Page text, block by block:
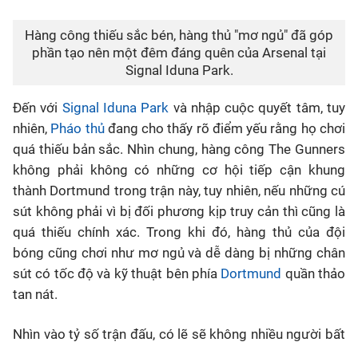
VIDEO
Bên lề
Hàng công thiếu sắc bén, hàng thủ "mơ ngủ" đã góp
phần tạo nên một đêm đáng quên của Arsenal tại
Signal Iduna Park.
Đến với Signal Iduna Park và nhập cuộc quyết tâm, tuy
nhiên, Pháo thủđang cho thấy rõ điểm yếu rằng họ chơi
quá thiếu bản sắc. Nhìn chung, hàng công The Gunners
không phải không có những cơ hội tiếp cận khung
thành Dortmund trong trận này, tuy nhiên, nếu những cú
sút không phải vì bị đối phương kịp truy cản thì cũng là
quá thiếu chính xác. Trong khi đó, hàng thủ của đội
bóng cũng chơi như mơ ngủ và dễ dàng bị những chân
sút có tốc độ và kỹ thuật bên phía Dortmund quần thảo
tan nát.
Nhìn vào tỷ số trận đấu, có lẽ sẽ không nhiều người bất